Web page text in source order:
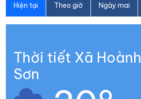
Hiện tại Theo giờ Ngày mai
Thời tiết Xã Hoành
Sơn